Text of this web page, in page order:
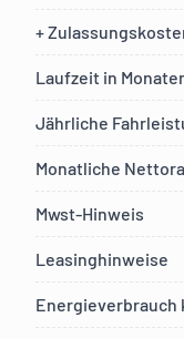
+
Laufzeit in
Jährliche
Monatliche
Mwst-Hinweis
Leasinghinweise
Energieverbrauch